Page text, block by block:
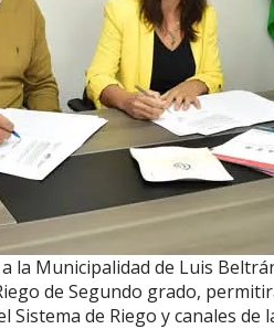
la Municipalidad de Luis
de Segundo grado,
de Riego y canales de